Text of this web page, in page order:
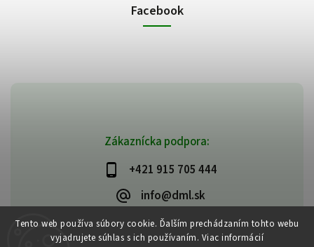
Tento web používa súbory cookie. Ďalším prechádzaním tohto webu
vyjadrujete súhlas s ich používaním. Viac informácií
Zákaznícka podpora:
+421 915 705 444
info@dml.sk
Facebook